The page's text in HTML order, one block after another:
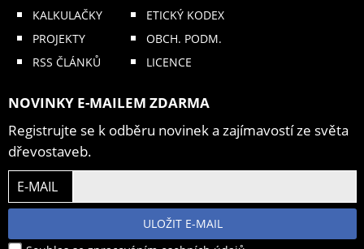
KALKULAČKY
PROJEKTY
RSS ČLÁNKŮ
ETICKÝ KODEX
OBCH. PODM.
LICENCE
NOVINKY E-MAILEM ZDARMA
Registrujte se k odběru novinek a zajímavostí ze světa
dřevostaveb.
E-MAIL
ULOŽIT E-MAIL